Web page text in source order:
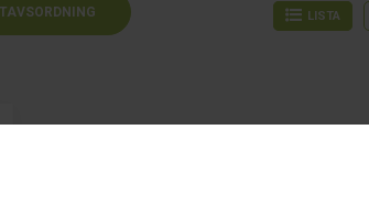
LISTA